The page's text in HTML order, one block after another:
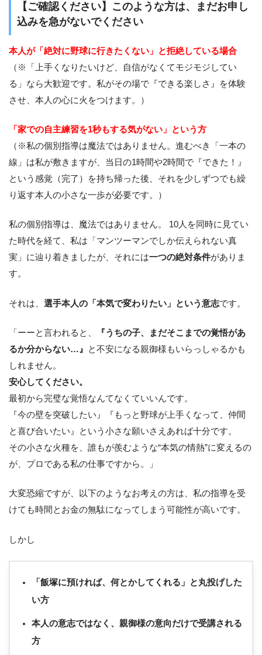
【ご確認ください】このような方は、まだお申し
込みを急がないでください
本人が「絶対に野球に行きたくない」と拒絶している場合
（※「上手くなりたいけど、自信がなくてモジモジしてい
る」なら大歓迎です。私がその場で『できる楽しさ』を体験
させ、本人の心に火をつけます。）
「家での自主練習を1秒もする気がない」という方
（※私の個別指導は魔法ではありません。進むべき「一本の
線」は私が敷きますが、当日の1時間や2時間で『できた！』
という感覚（完了）を持ち帰った後、それを少しずつでも繰
り返す本人の小さな一歩が必要です。）
私の個別指導は、魔法ではありません。 10人を同時に見てい
た時代を経て、私は「マンツーマンでしか伝えられない真
実」に辿り着きましたが、それには一つの絶対条件がありま
す。
それは、 選手本人の「本気で変わりたい」という意志です。
「ーーと言われると、
『うちの子、まだそこまでの覚悟があ
るか分からない…』
と不安になる親御様もいらっしゃるかも
しれません。
安心してください。
最初から完璧な覚悟なんてなくていいんです。
『今の壁を突破したい』『もっと野球が上手くなって、仲間
と喜び合いたい』という小さな願いさえあれば十分です。
その小さな火種を、誰もが羨むような“本気の情熱”に変えるの
が、プロである私の仕事ですから。」
大変恐縮ですが、以下のようなお考えの方は、私の指導を受
けても時間とお金の無駄になってしまう可能性が高いです。
しかし
「飯塚に預ければ、何とかしてくれる」と丸投げした
い方
本人の意志ではなく、親御様の意向だけで受講される
方